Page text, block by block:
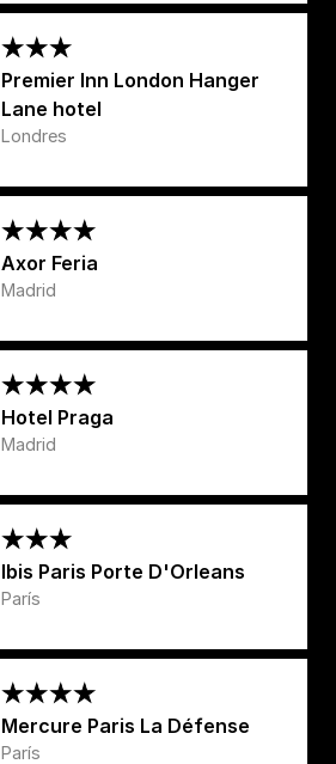
Premier Inn London Hanger
Lane hotel
Londres
Axor Feria
Madrid
Hotel Praga
Madrid
Ibis Paris Porte D'Orleans
París
Mercure Paris La Défense
París